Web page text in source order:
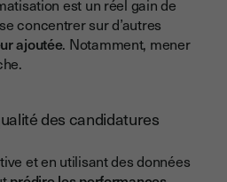
est un réel gain de
concentrer sur d’autres
ajoutée. Notamment, mener
des candidatures
et en utilisant des données